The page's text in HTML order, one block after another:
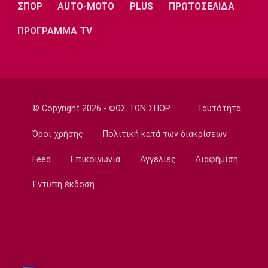
Χάρις: «Να αποτελέσω ηγέτη του Κολοσσού
ένιωσα τόσο περήφανος»
07:30
Τηλεόραση: Οι αθλητικές μεταδόσεις του
ΣΠΟΡ AUTO-MOTO PLUS ΠΡΩΤΟΣΕΛΙΔΑ
ΠΡΟΓΡΑΜΜΑ TV
© Copyright 2026 - ΦΩΣ ΤΩΝ ΣΠΟΡ Ταυτότητα
Όροι χρήσης Πολιτική κατά των διακρίσεων
Feed Επικοινωνία Αγγελίες Διαφήμιση
Έντυπη έκδοση